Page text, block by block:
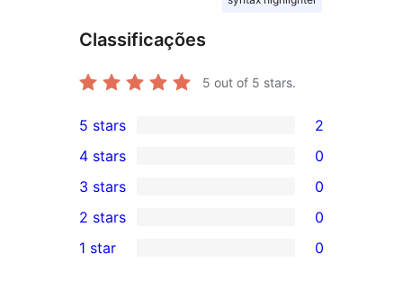
Classificações
5 out of 5 stars.
2
5-
star
reviews
5 stars 2
4-
star
reviews
4 stars 0
0
3-
star
3 stars 0
2-
2 stars 0
1 star 0